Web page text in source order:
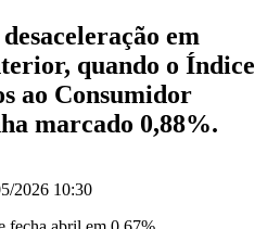
em
quando o Índice
ao Consumidor
marcado 0,88%.
2026 10:30